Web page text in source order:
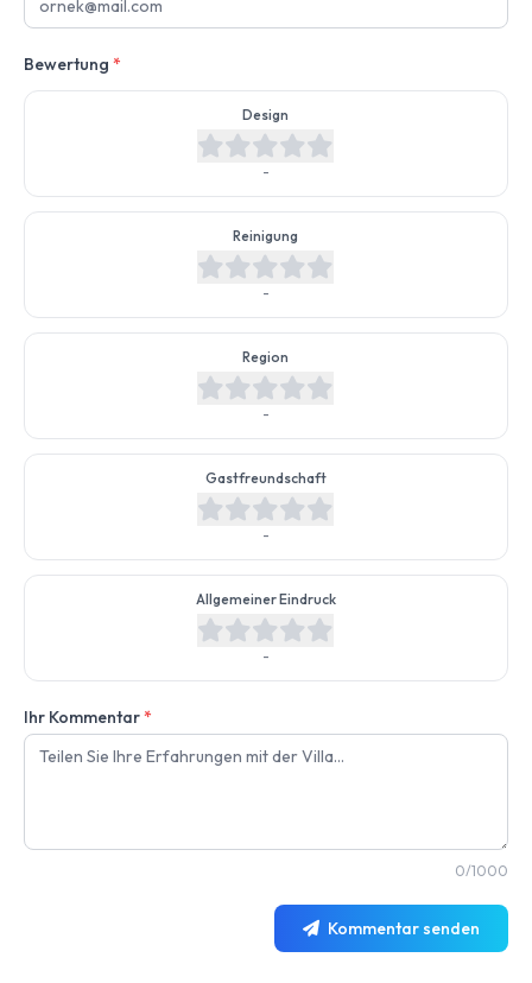
Bewertung *
Design
-
Reinigung
-
Region
-
Gastfreundschaft
-
Allgemeiner Eindruck
-
Ihr Kommentar*
0/1000
Kommentar senden